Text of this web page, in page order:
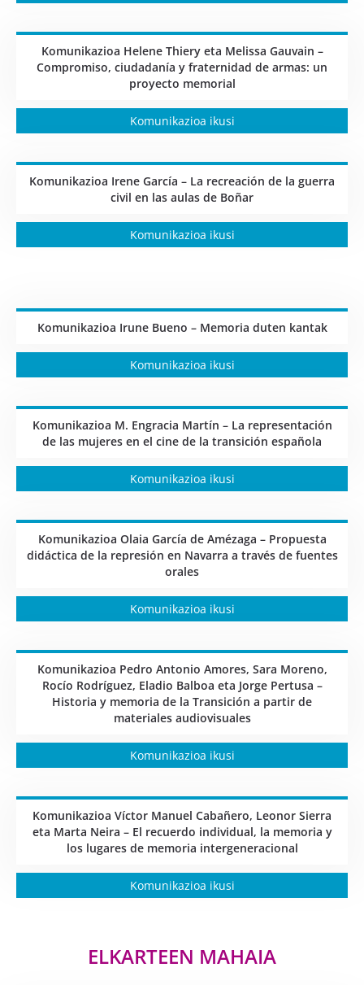
Komunikazioa Helene Thiery eta Melissa Gauvain –
Compromiso, ciudadanía y fraternidad de armas: un
proyecto memorial
Komunikazioa ikusi
Komunikazioa Irene García – La recreación de la guerra
civil en las aulas de Boñar
Komunikazioa ikusi
Komunikazioa Irune Bueno – Memoria duten kantak
Komunikazioa ikusi
Komunikazioa M. Engracia Martín – La representación
de las mujeres en el cine de la transición española
Komunikazioa ikusi
Komunikazioa Olaia García de Amézaga – Propuesta
didáctica de la represión en Navarra a través de fuentes
orales
Komunikazioa ikusi
Komunikazioa Pedro Antonio Amores, Sara Moreno,
Rocío Rodríguez, Eladio Balboa eta Jorge Pertusa –
Historia y memoria de la Transición a partir de
materiales audiovisuales
Komunikazioa ikusi
Komunikazioa Víctor Manuel Cabañero, Leonor Sierra
eta Marta Neira – El recuerdo individual, la memoria y
los lugares de memoria intergeneracional
Komunikazioa ikusi
ELKARTEEN MAHAIA